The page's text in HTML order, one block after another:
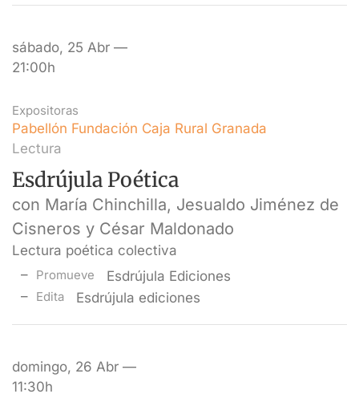
sábado, 25 Abr —
21:00h
Expositoras
Pabellón Fundación Caja Rural Granada
Lectura
Esdrújula Poética
con María Chinchilla, Jesualdo Jiménez de
Cisneros y César Maldonado
Lectura poética colectiva
Promueve Esdrújula Ediciones
Edita Esdrújula ediciones
domingo, 26 Abr —
11:30h